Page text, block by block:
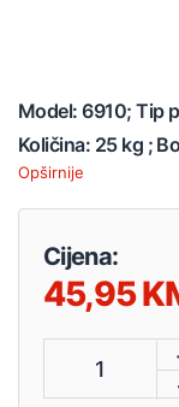
Model: 6910; Tip
Količina: 25 kg ;
Opširnije
Cijena:
45,95
1